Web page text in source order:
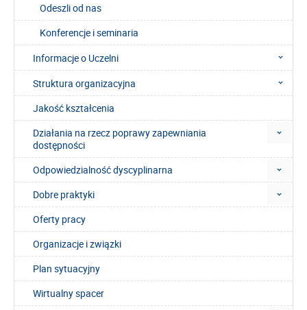
Odeszli od nas
Konferencje i seminaria
Informacje o Uczelni
Struktura organizacyjna
Jakość kształcenia
Działania na rzecz poprawy zapewniania
dostępności
Odpowiedzialność dyscyplinarna
Dobre praktyki
Oferty pracy
Organizacje i związki
Plan sytuacyjny
Wirtualny spacer